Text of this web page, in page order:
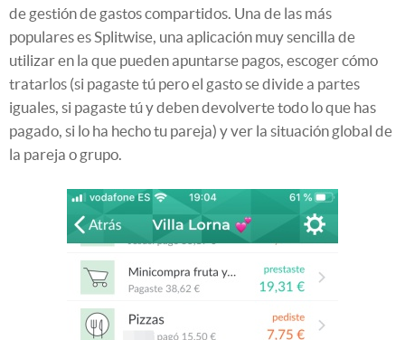
de gestión de gastos compartidos. Una de las más
populares es Splitwise, una aplicación muy sencilla de
utilizar en la que pueden apuntarse pagos, escoger cómo
tratarlos (si pagaste tú pero el gasto se divide a partes
iguales, si pagaste tú y deben devolverte todo lo que has
pagado, si lo ha hecho tu pareja) y ver la situación global de
la pareja o grupo.